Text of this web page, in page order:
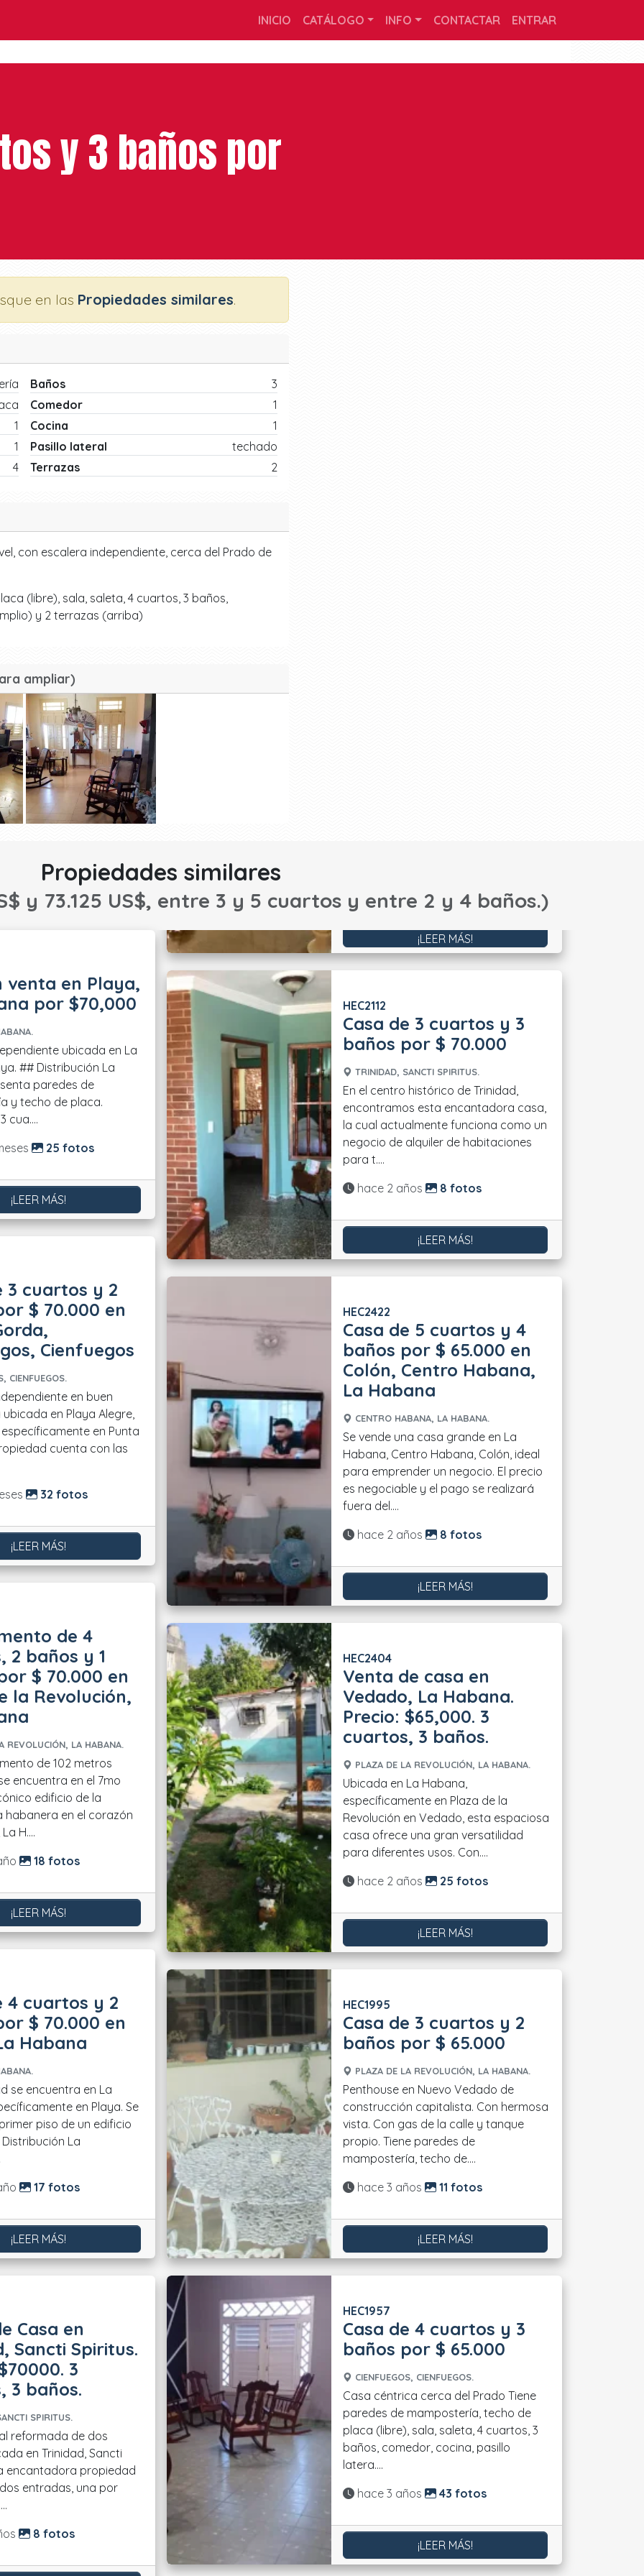
INICIO CATÁLOGO INFO CONTACTAR ENTRAR
y 3 baños por
en las Propiedades similares.
1
1
4
Baños
3
Comedor
1
Cocina
1
Pasillo lateral
techado
Terrazas
2
con escalera independiente, cerca del Prado de
(libre), sala, saleta, 4 cuartos, 3 baños,
y 2 terrazas (arriba)
ampliar)
Propiedades similares
y 73.125 US$, entre 3 y 5 cuartos y entre 2 y 4 baños.)
venta en Playa,
por $70,000
ubicada en La
La
paredes de
y techo de placa.
cua....
25 fotos
¡LEER MÁS!
3 cuartos y 2
$ 70.000 en
Cienfuegos
CIENFUEGOS.
en buen
en Playa Alegre,
en Punta
cuenta con las
32 fotos
¡LEER MÁS!
de 4
2 baños y 1
$ 70.000 en
la Revolución,
REVOLUCIÓN, LA HABANA.
de 102 metros
encuentra en el 7mo
edificio de la
habanera en el corazón
H....
18 fotos
¡LEER MÁS!
4 cuartos y 2
$ 70.000 en
Habana
se encuentra en La
en Playa. Se
piso de un edificio
17 fotos
¡LEER MÁS!
Casa en
Sancti Spiritus.
3
3 baños.
SPIRITUS.
reformada de dos
en Trinidad, Sancti
encantadora propiedad
entradas, una por
8 fotos
¡LEER MÁS!
HEC2112
Casa de 3 cuartos y 3
baños por $ 70.000
TRINIDAD, SANCTI SPIRITUS.
En el centro histórico de Trinidad,
encontramos esta encantadora casa,
la cual actualmente funciona como un
negocio de alquiler de habitaciones
para t....
Actualizado:
hace 2 años 8 fotos
¡LEER MÁS!
HEC2422
Casa de 5 cuartos y 4
baños por $ 65.000 en
Colón, Centro Habana,
La Habana
CENTRO HABANA, LA HABANA.
Se vende una casa grande en La
Habana, Centro Habana, Colón, ideal
para emprender un negocio. El precio
es negociable y el pago se realizará
fuera del....
Actualizado:
hace 2 años 8 fotos
¡LEER MÁS!
HEC2404
Venta de casa en
Vedado, La Habana.
Precio: $65,000. 3
cuartos, 3 baños.
PLAZA DE LA REVOLUCIÓN, LA HABANA.
Ubicada en La Habana,
específicamente en Plaza de la
Revolución en Vedado, esta espaciosa
casa ofrece una gran versatilidad
para diferentes usos. Con....
Actualizado:
hace 2 años 25 fotos
¡LEER MÁS!
HEC1995
Casa de 3 cuartos y 2
baños por $ 65.000
PLAZA DE LA REVOLUCIÓN, LA HABANA.
Penthouse en Nuevo Vedado de
construcción capitalista. Con hermosa
vista. Con gas de la calle y tanque
propio. Tiene paredes de
mampostería, techo de....
Actualizado:
hace 3 años 11 fotos
¡LEER MÁS!
HEC1957
Casa de 4 cuartos y 3
baños por $ 65.000
CIENFUEGOS, CIENFUEGOS.
Casa céntrica cerca del Prado Tiene
paredes de mampostería, techo de
placa (libre), sala, saleta, 4 cuartos, 3
baños, comedor, cocina, pasillo
latera....
Actualizado:
hace 3 años 43 fotos
¡LEER MÁS!